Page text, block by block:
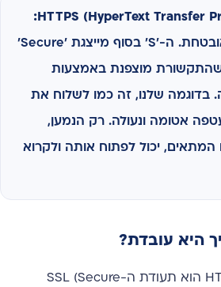
HTTPS (HyperText Transfer
זוהי הגרסה המאובטחת. ה-'S' בסוף מייצגת 'Secure'
מוצפנת באמצעות
בדוגמה שלנו, זה כמו לשלוח את
אטומה ונעולה. רק הנמען,
יכול לפתוח אותה ולקרוא
הקסם שמאחורי ה-HTTPS הוא תעודת ה-SSL (Secure